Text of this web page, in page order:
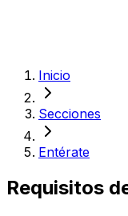
Inicio
Secciones
Entérate
Requisitos